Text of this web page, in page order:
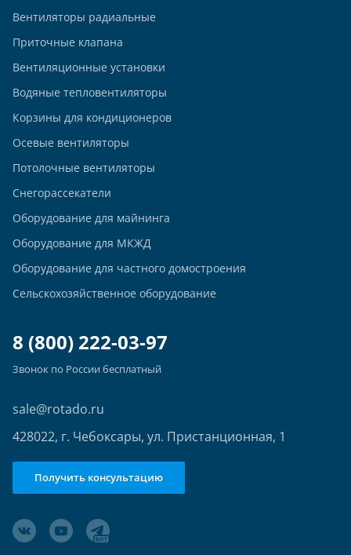
Вентиляторы радиальные
Приточные клапана
Вентиляционные установки
Водяные тепловентиляторы
Корзины для кондиционеров
Осевые вентиляторы
Потолочные вентиляторы
Снегорассекатели
Оборудование для майнинга
Оборудование для МКЖД
Оборудование для частного домостроения
Сельскохозяйственное оборудование
8 (800) 222-03-97
Звонок по России бесплатный
sale@rotado.ru
428022, г. Чебоксары, ул. Пристанционная, 1
Получить консультацию